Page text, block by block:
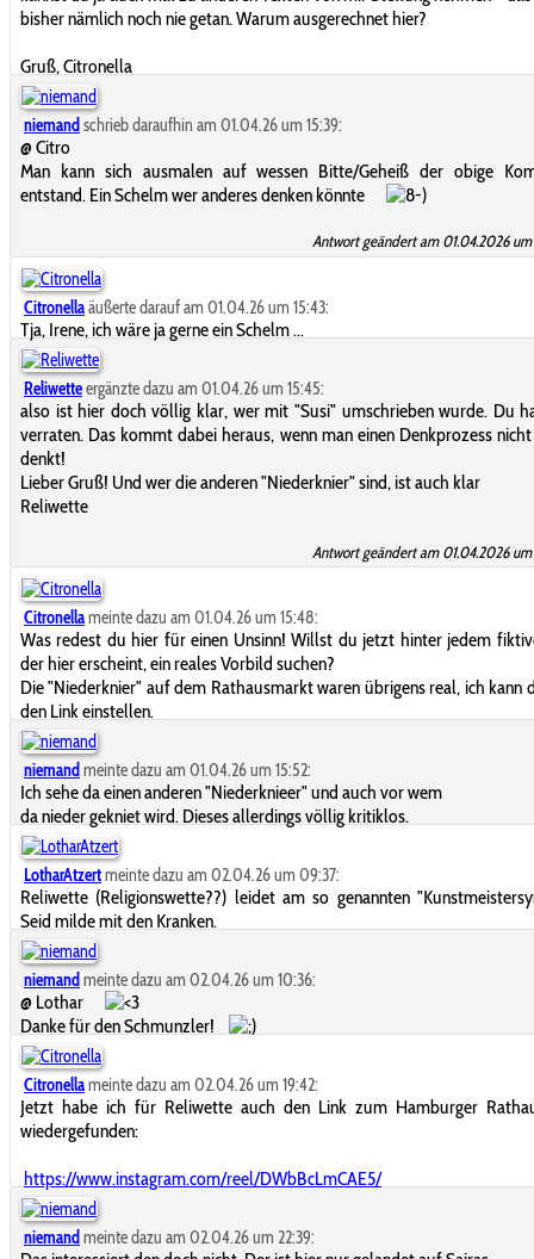
bisher nämlich noch nie getan. Warum ausgerechnet hier?
Gruß, Citronella
niemand schrieb daraufhin am 01.04.26 um 15:39:
@ Citro
Man kann sich ausmalen auf wessen Bitte/Geheiß der obige
entstand. Ein Schelm wer anderes denken könnte
Antwort geändert am 01.04.2026 um
Citronellaäußerte darauf am 01.04.26 um 15:43:
Tja, Irene, ich wäre ja gerne ein Schelm ...
Reliwetteergänzte dazu am 01.04.26 um 15:45:
also ist hier doch völlig klar, wer mit "Susi" umschrieben wurde. Du
verraten. Das kommt dabei heraus, wenn man einen Denkprozess
denkt!
Lieber Gruß! Und wer die anderen "Niederknier" sind, ist auch klar
Reliwette
Antwort geändert am 01.04.2026 um
Citronellameinte dazu am 01.04.26 um 15:48:
Was redest du hier für einen Unsinn! Willst du jetzt hinter jedem
der hier erscheint, ein reales Vorbild suchen?
Die "Niederknier" auf dem Rathausmarkt waren übrigens real, ich kann
den Link einstellen.
niemand meinte dazu am 01.04.26 um 15:52:
Ich sehe da einen anderen "Niederknieer" und auch vor wem
da nieder gekniet wird. Dieses allerdings völlig kritiklos.
LotharAtzertmeinte dazu am 02.04.26 um 09:37:
Reliwette (Religionswette??) leidet am so genannten
Seid milde mit den Kranken.
niemand meinte dazu am 02.04.26 um 10:36:
@ Lothar
Danke für den Schmunzler!
Citronellameinte dazu am 02.04.26 um 19:42:
Jetzt habe ich für Reliwette auch den Link zum Hamburger
wiedergefunden:
https://www.instagram.com/reel/DWbBcLmCAE5/
niemand meinte dazu am 02.04.26 um 22:39: